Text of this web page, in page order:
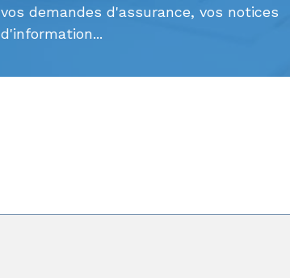
vos demandes d'assurance, vos notices
d'information...